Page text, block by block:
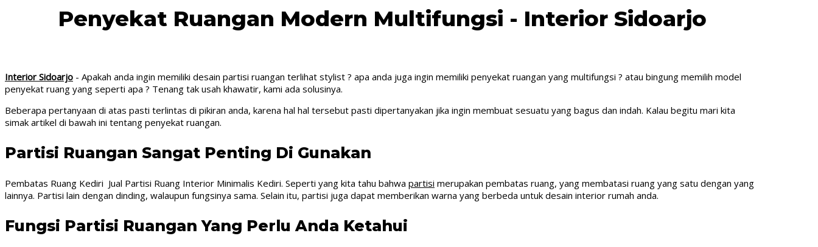
Penyekat Ruangan Modern Multifungsi - Interior Sidoarjo
Interior Sidoarjo - Apakah anda ingin memiliki desain partisi ruangan terlihat stylist ? apa anda juga ingin memiliki penyekat ruangan yang multifungsi ? atau bingung memilih model
penyekat ruang yang seperti apa ? Tenang tak usah khawatir, kami ada solusinya.
Beberapa pertanyaan di atas pasti terlintas di pikiran anda, karena hal hal tersebut pasti dipertanyakan jika ingin membuat sesuatu yang bagus dan indah. Kalau begitu mari kita
simak artikel di bawah ini tentang penyekat ruangan.
Partisi Ruangan Sangat Penting Di Gunakan
Pembatas Ruang Kediri Jual Partisi Ruang Interior Minimalis Kediri. Seperti yang kita tahu bahwa partisi merupakan pembatas ruang, yang membatasi ruang yang satu dengan yang
lainnya. Partisi lain dengan dinding, walaupun fungsinya sama. Selain itu, partisi juga dapat memberikan warna yang berbeda untuk desain interior rumah anda.
Fungsi Partisi Ruangan Yang Perlu Anda Ketahui